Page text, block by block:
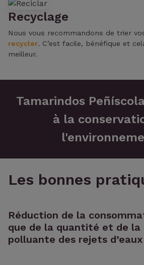
Recyclage
Nous vous recommandons de trier
recycler. C’est facile, bénéfique et
meilleur.
Tamarindos
à la
Les bonnes
Réduction de la
que de la quantité et de la
polluante des rejets